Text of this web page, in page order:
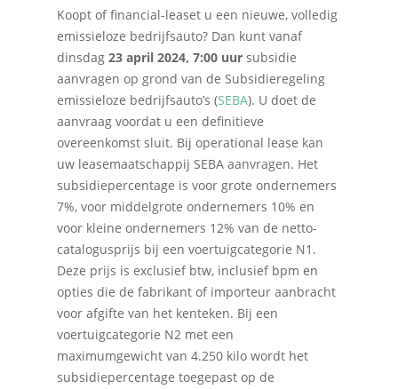
Koopt of financial-leaset u een nieuwe, volledig
emissieloze bedrijfsauto? Dan kunt vanaf
dinsdag 23 april 2024, 7:00 uur subsidie
aanvragen op grond van de Subsidieregeling
emissieloze bedrijfsauto’s (SEBA). U doet de
aanvraag voordat u een definitieve
overeenkomst sluit. Bij operational lease kan
uw leasemaatschappij SEBA aanvragen. Het
subsidiepercentage is voor grote ondernemers
7%, voor middelgrote ondernemers 10% en
voor kleine ondernemers 12% van de netto-
catalogusprijs bij een voertuigcategorie N1.
Deze prijs is exclusief btw, inclusief bpm en
opties die de fabrikant of importeur aanbracht
voor afgifte van het kenteken. Bij een
voertuigcategorie N2 met een
maximumgewicht van 4.250 kilo wordt het
subsidiepercentage toegepast op de
Home
Over Quadraad